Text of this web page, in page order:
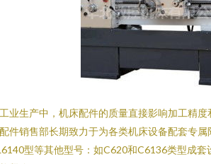
业生产中，机床配件的质量直接影响加工精
件销售部长期致力于为各类机床设备配套专
型等其他型号：如C620和C6136类型成